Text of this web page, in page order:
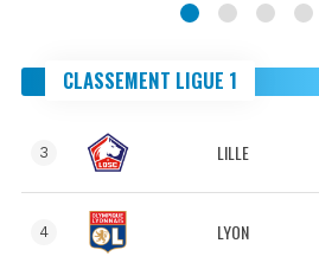
CLASSEMENT LIGUE 1
3 LILLE
4 LYON